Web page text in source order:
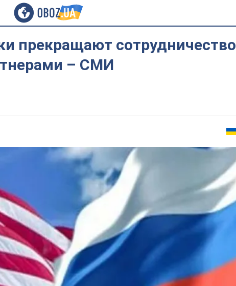
прекращают сотрудничество
– СМИ